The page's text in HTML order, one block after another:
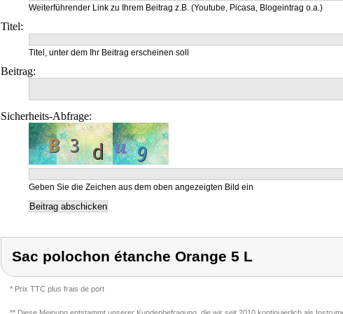
Weiterführender Link zu Ihrem Beitrag z.B. (Youtube, Picasa, Blogeintrag o.a.)
Titel:
Titel, unter dem Ihr Beitrag erscheinen soll
Beitrag:
Sicherheits-Abfrage:
Geben Sie die Zeichen aus dem oben angezeigten Bild ein
Sac polochon étanche Orange 5 L
* Prix TTC plus frais de port